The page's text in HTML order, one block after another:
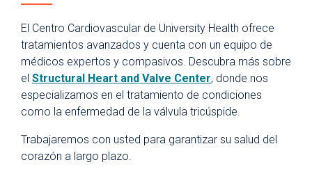
El Centro Cardiovascular de University Health ofrece
tratamientos avanzados y cuenta con un equipo de
médicos expertos y compasivos. Descubra más sobre
el Structural Heart and Valve Center, donde nos
especializamos en el tratamiento de condiciones
como la enfermedad de la válvula tricúspide.
Trabajaremos con usted para garantizar su salud del
corazón a largo plazo.